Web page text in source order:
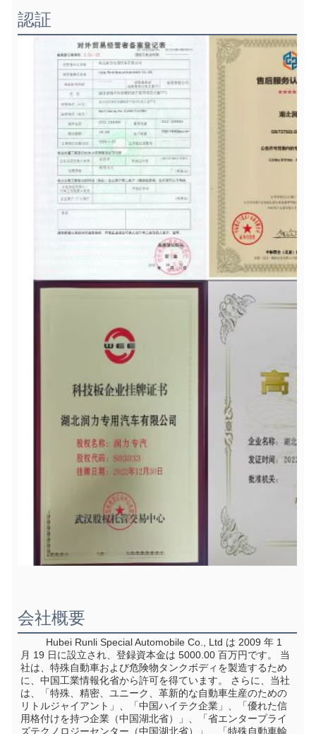
認証
会社概要
月 19 日に設立され、登録資本金は 5000.00 百万円です。 当
社は、特殊自動車および危険物タンクボディを製造するため
に、中国工業情報化省から許可を得ています。 さらに、当社
は、「特殊、精密、ユニーク、革新的な自動車生産のための
リトルジャイアント」、「中国ハイテク企業」、「優れた信
用格付けを持つ企業（中国湖北省）」、「省エンタープライ
ズテクノロジーセンター（中国湖北省）」、「特殊自動車輸